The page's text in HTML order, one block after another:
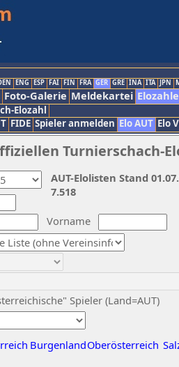
ENG ESP FAI FIN FRA GER GRE INA ITA JPN
Foto-Galerie Meldekartei
Elozahl
FIDE Spieler anmelden Elo AUT Elo
Turnierschach-
Vorname
Spieler (Land=AUT)
BurgenlandOberösterreich
AUT-Elolisten Stand
7.518